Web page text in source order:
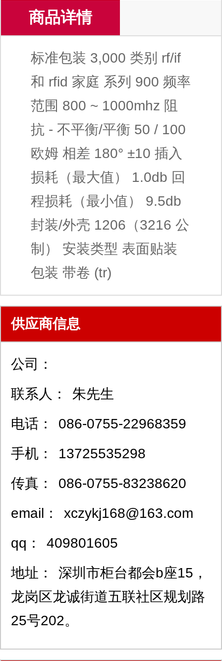
商品详情
标准包装 3,000 类别 rf/if
和 rfid 家庭 系列 900 频率
范围 800 ~ 1000mhz 阻
抗 - 不平衡/平衡 50 / 100
欧姆 相差 180° ±10 插入
损耗（最大值） 1.0db 回
程损耗（最小值） 9.5db
封装/外壳 1206（3216 公
制） 安装类型 表面贴装
包装 带卷 (tr)
供应商信息
公司：
联系人：
朱先生
电话：
086-0755-22968359
手机：
13725535298
传真：
086-0755-83238620
email：
xczykj168@163.com
qq：
409801605
地址：
深圳市柜台都会b座15，
龙岗区龙诚街道五联社区规划路
25号202。